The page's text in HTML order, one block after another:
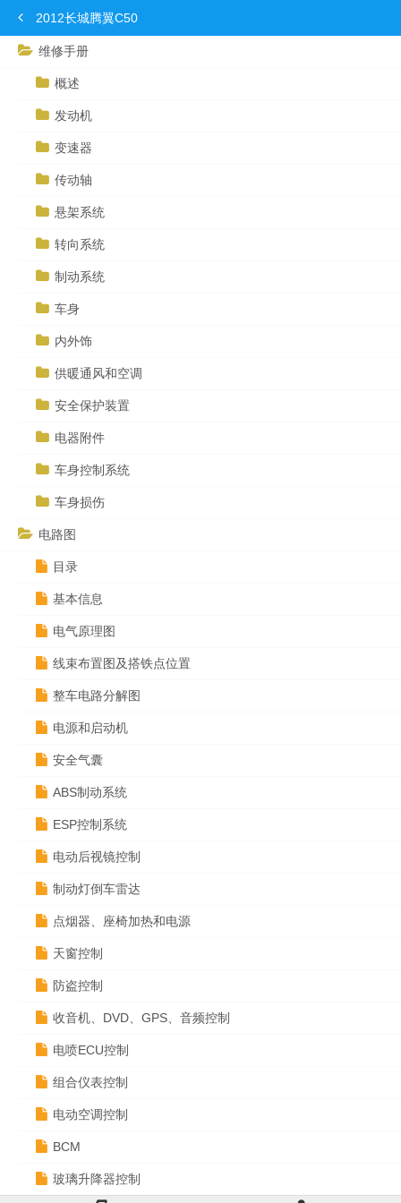
2012长城腾翼C50
维修手册
概述
发动机
变速器
传动轴
悬架系统
转向系统
制动系统
车身
内外饰
供暖通风和空调
安全保护装置
电器附件
车身控制系统
车身损伤
电路图
目录
基本信息
电气原理图
线束布置图及搭铁点位置
整车电路分解图
电源和启动机
安全气囊
ABS制动系统
ESP控制系统
电动后视镜控制
制动灯倒车雷达
点烟器、座椅加热和电源
天窗控制
防盗控制
收音机、DVD、GPS、音频控制
电喷ECU控制
组合仪表控制
电动空调控制
BCM
玻璃升降器控制